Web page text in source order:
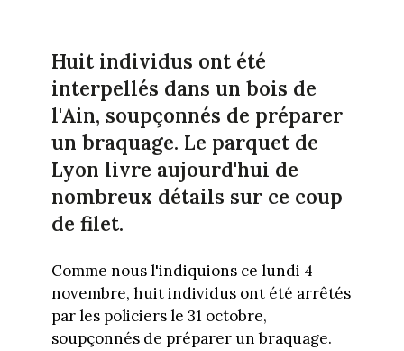
Huit individus ont été
interpellés dans un bois de
l'Ain, soupçonnés de préparer
un braquage. Le parquet de
Lyon livre aujourd'hui de
nombreux détails sur ce coup
de filet.
Comme nous l'indiquions ce lundi 4
novembre, huit individus ont été arrêtés
par les policiers le 31 octobre,
soupçonnés de préparer un braquage.